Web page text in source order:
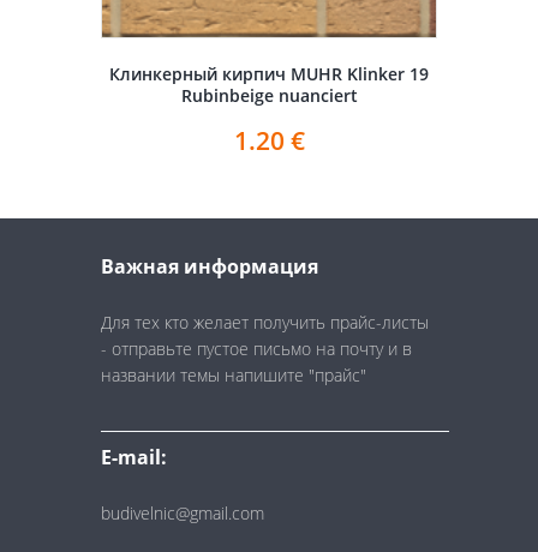
Клинкерный кирпич MUHR Klinker 19
Rubinbeige nuanciert
1.20 €
Важная информация
Для тех кто желает получить прайс-листы
- отправьте пустое письмо на почту и в
названии темы напишите "прайс"
E-mail:
budivelnic@gmail.com